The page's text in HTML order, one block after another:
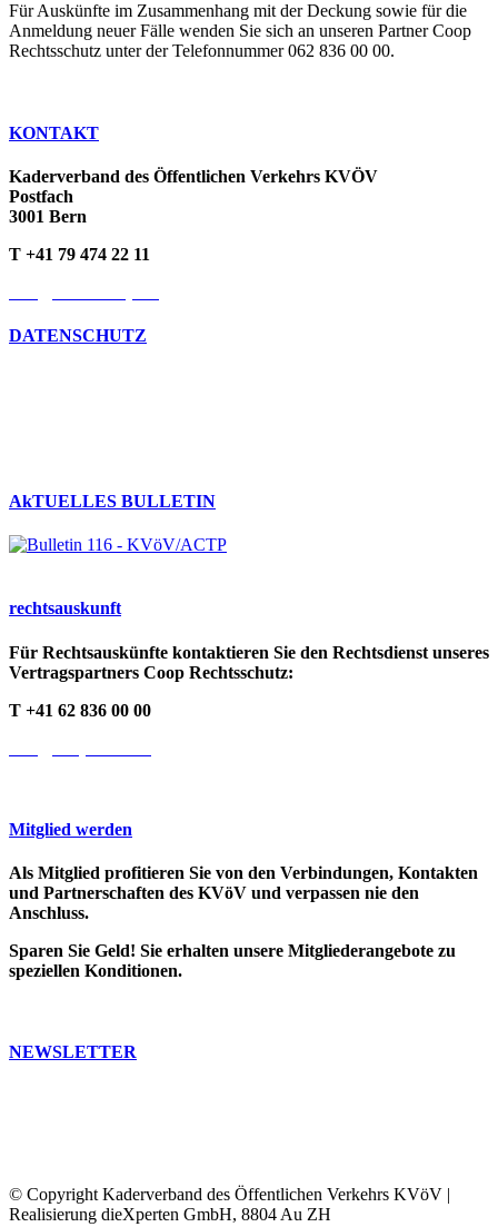
Für Auskünfte im Zusammenhang mit der Deckung sowie für die
Anmeldung neuer Fälle wenden Sie sich an unseren Partner Coop
Rechtsschutz unter der Telefonnummer 062 836 00 00.
KONTAKT
Kaderverband des Öffentlichen Verkehrs KVÖV
Postfach
3001 Bern
T +41 79 474 22 11
DATENSCHUTZ
AkTUELLES BULLETIN
rechts­auskunft
Für Rechtsauskünfte kontaktieren Sie den Rechtsdienst unseres
Vertragspartners Coop Rechtsschutz:
T +41 62 836 00 00
Mitglied werden
Als Mitglied profitieren Sie von den Verbindungen, Kontakten
und Partnerschaften des KVöV und verpassen nie den
Anschluss.
Sparen Sie Geld! Sie erhalten unsere Mitgliederangebote zu
speziellen Konditionen.
NEWSLETTER
© Copyright Kaderverband des Öffentlichen Verkehrs KVöV |
Realisierung dieXperten GmbH, 8804 Au ZH